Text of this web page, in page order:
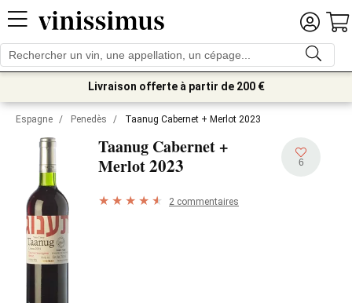
Livraison offerte à partir de 200 €
Espagne / Penedès / Taanug Cabernet + Merlot 2023
Taanug Cabernet +
Merlot2023 6
2 commentaires